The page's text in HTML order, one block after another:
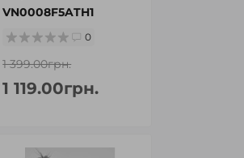
VN0008F5ATH1
0
1 399.00грн.
1 119.00грн.